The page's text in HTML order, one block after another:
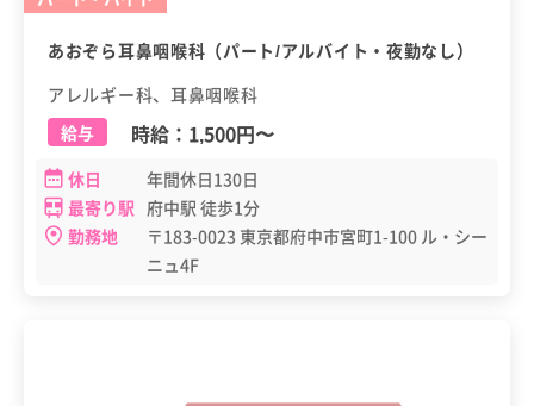
あおぞら耳鼻咽喉科（パート/アルバイト・夜勤なし）
アレルギー科、耳鼻咽喉科
給与
時給： 1,500円〜
休日
年間休日130日
最寄り駅 府中駅 徒歩1分
勤務地
〒183-0023 東京都府中市宮町1-100 ル・シー
ニュ4F